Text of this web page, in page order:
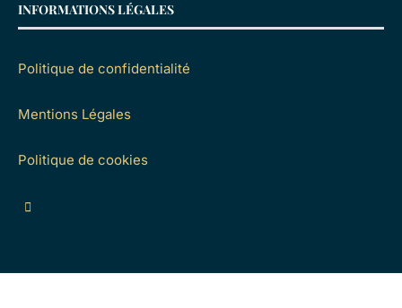
INFORMATIONS LÉGALES
Politique de confidentialité
Mentions Légales
Politique de cookies